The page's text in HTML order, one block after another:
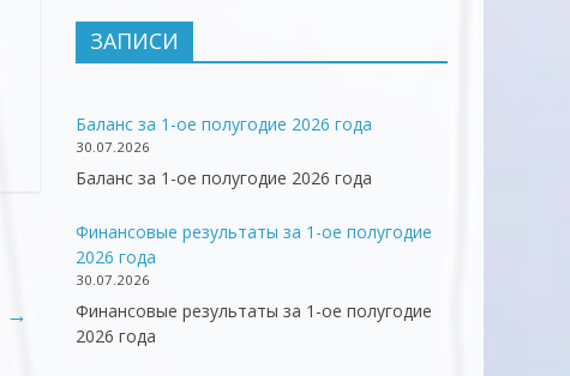
→
ЗАПИСИ
Баланс за 1-ое полугодие 2026 года
30.07.2026
Баланс за 1-ое полугодие 2026 года
Финансовые результаты за 1-ое полугодие
2026 года
30.07.2026
Финансовые результаты за 1-ое полугодие
2026 года